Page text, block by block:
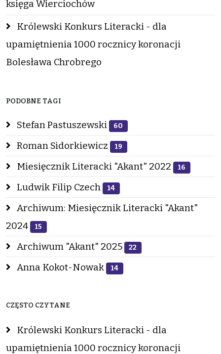
księga Wierciochów
Królewski Konkurs Literacki - dla
upamiętnienia 1000 rocznicy koronacji
Bolesława Chrobrego
PODOBNE TAGI
Stefan Pastuszewski 60
Roman Sidorkiewicz 19
Miesięcznik Literacki "Akant" 2022 16
Ludwik Filip Czech 14
Archiwum: Miesięcznik Literacki "Akant"
2024
15
Archiwum "Akant" 2025 22
Anna Kokot-Nowak 14
CZĘSTO CZYTANE
Królewski Konkurs Literacki - dla
upamiętnienia 1000 rocznicy koronacji